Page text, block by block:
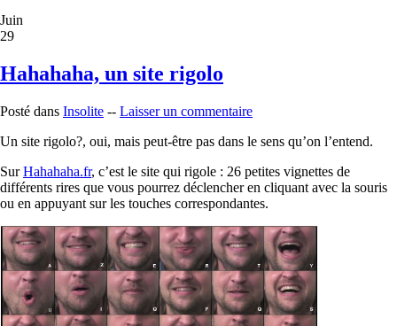
Juin
29
Hahahaha, un site rigolo
Posté dans Insolite -- Laisser un commentaire
Un site rigolo?, oui, mais peut-être pas dans le sens qu’on l’entend.
SurHahahaha.fr, c’est le site qui rigole : 26 petites vignettes de
différents rires que vous pourrez déclencher en cliquant avec la souris
ou en appuyant sur les touches correspondantes.